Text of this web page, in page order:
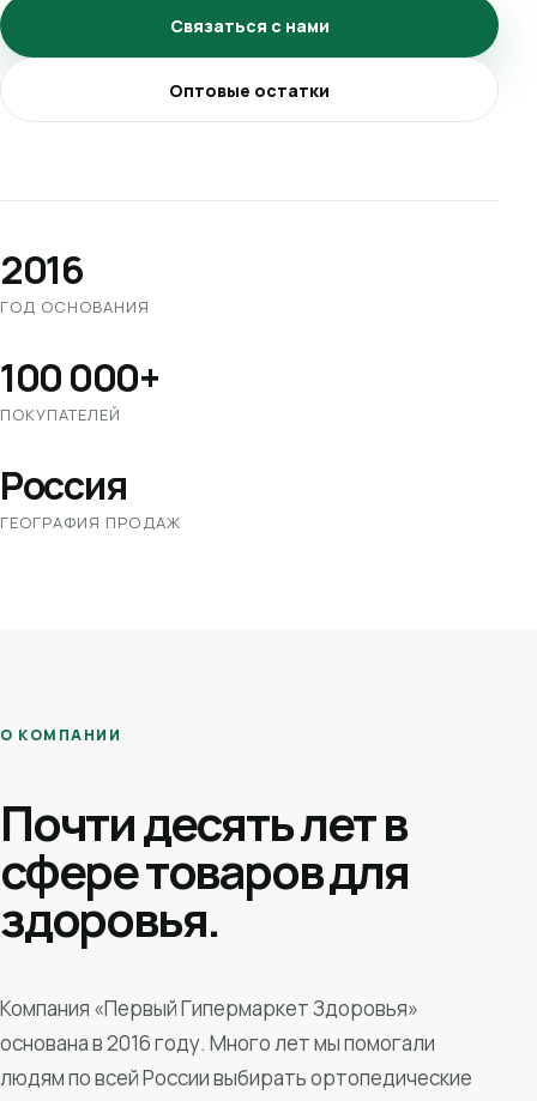
Связаться с нами
Оптовые остатки
2016
ГОД ОСНОВАНИЯ
100 000+
ПОКУПАТЕЛЕЙ
Россия
ГЕОГРАФИЯ ПРОДАЖ
О КОМПАНИИ
Почти десять лет в
сфере товаров для
здоровья.
Компания «Первый Гипермаркет Здоровья»
основана в 2016 году. Много лет мы помогали
людям по всей России выбирать ортопедические